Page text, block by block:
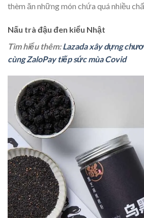
thèm ăn những món chứa quá nhiều
Nấu trà đậu đen kiểu Nhật
Tìm hiểu thêm:Lazada xây dựng
cùng ZaloPay tiếp sức mùa Covid